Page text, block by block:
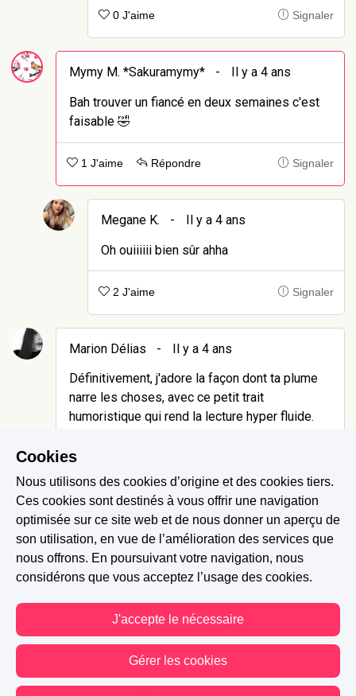
0 J'aime Signaler
Mymy M. *Sakuramymy* -
Il y a 4 ans
Bah trouver un fiancé en deux semaines c'est
faisable 🤣
1 J'aime Répondre Signaler
Megane K. -
Il y a 4 ans
Oh ouiiiiii bien sûr ahha
2 J'aime Signaler
Marion Délias -
Il y a 4 ans
Définitivement, j'adore la façon dont ta plume
narre les choses, avec ce petit trait
humoristique qui rend la lecture hyper fluide.
mise dans un sacré bourbier 😭 Trop trop hâte
de voir comment elle va se dépatouiller de ça
😎
1 J'aime Répondre Signaler
Même elle, elle a peur je crois ahah
0 J'aime
Cookies
Nous utilisons des cookies d’origine et des cookies tiers.
Ces cookies sont destinés à vous offrir une navigation
optimisée sur ce site web et de nous donner un aperçu de
son utilisation, en vue de l’amélioration des services que
nous offrons. En poursuivant votre navigation, nous
considérons que vous acceptez l’usage des cookies.
J'accepte le nécessaire
Gérer les cookies